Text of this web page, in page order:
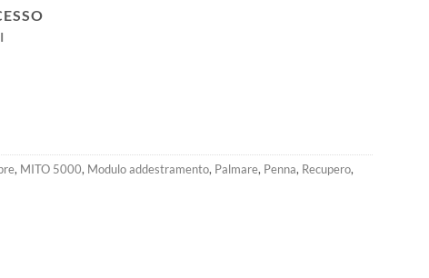
, MITO 5000, Modulo addestramento, Palmare, Penna, Recupero,